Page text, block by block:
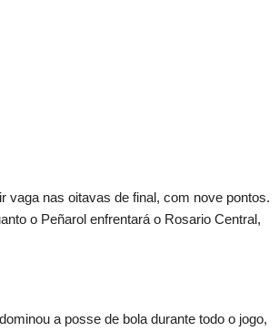
vaga nas oitavas de final, com nove pontos.
o Peñarol enfrentará o Rosario Central,
a posse de bola durante todo o jogo,